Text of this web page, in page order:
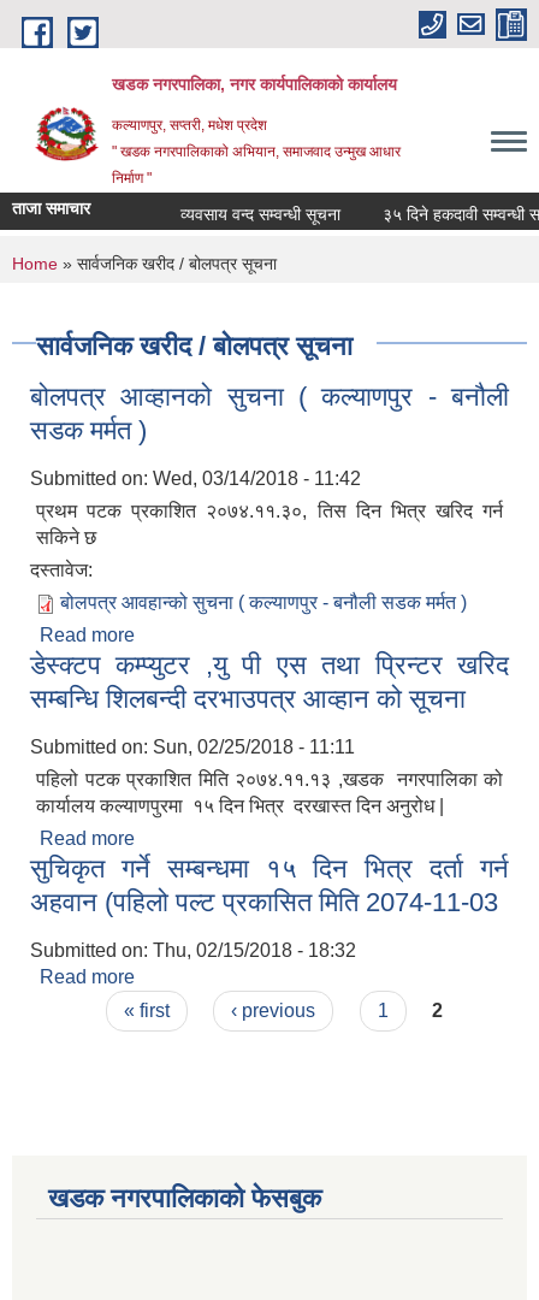
Skip to main content
खडक नगरपालिका, नगर कार्यपालिकाकाे कार्यालय
कल्याणपुर, सप्तरी, मधेश प्रदेश
" खडक नगरपालिकाको अभियान, समाजवाद उन्मुख आधार
निर्माण "
ताजा समाचार व्यवसाय वन्द सम्वन्धी सूचना ३५ दिने हकदावी सम्वन्धी
You are here
Home » सार्वजनिक खरीद / बोलपत्र सूचना
सार्वजनिक खरीद / बोलपत्र सूचना
बोलपत्र आव्हानको सुचना ( कल्याणपुर - बनौली
सडक मर्मत )
Submitted on: Wed, 03/14/2018 - 11:42
प्रथम पटक प्रकाशित २०७४.११.३०, तिस दिन भित्र खरिद गर्न
सकिने छ
दस्तावेज:
बोलपत्र आवहान्को सुचना ( कल्याणपुर - बनौली सडक मर्मत )
Read more
सडक मर्मत )
डेस्क्टप कम्प्युटर ,यु पी एस तथा प्रिन्टर खरिद
सम्बन्धि शिलबन्दी दरभाउपत्र आव्हान को सूचना
Submitted on: Sun, 02/25/2018 - 11:11
पहिलो पटक प्रकाशित मिति २०७४.११.१३ ,खडक नगरपालिका को
कार्यालय कल्याणपुरमा १५ दिन भित्र दरखास्त दिन अनुरोध |
Read more
सम्बन्धि शिलबन्दी दरभाउपत्र आव्हान को सूचना
सुचिकृत गर्ने सम्बन्धमा १५ दिन भित्र दर्ता गर्न
अहवान (पहिलो पल्ट प्रकासित मिति 2074-11-03
Submitted on: Thu, 02/15/2018 - 18:32
Read more
(पहिलो पल्ट प्रकासित मिति 2074-11-03
Pages« first ‹ previous 1 2
खडक नगरपालिकाको फेसबुक